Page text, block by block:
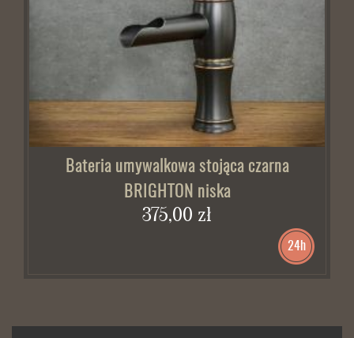
Bateria umywalkowa stojąca czarna
BRIGHTON niska
375,00 zł
24h